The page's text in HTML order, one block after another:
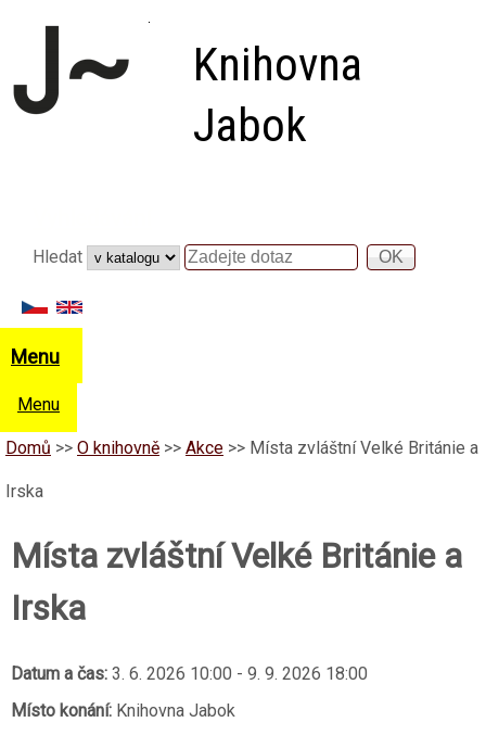
Přejít k hlavnímu obsahu
Knihovna
Jabok
Hledat
Hledat
Menu
Menu
Domů >> O knihovně >> Akce >> Místa zvláštní Velké Británie a
Irska
Místa zvláštní Velké Británie a
Irska
Datum a čas: 3. 6. 2026 10:00 - 9. 9. 2026 18:00
Místo konání: Knihovna Jabok